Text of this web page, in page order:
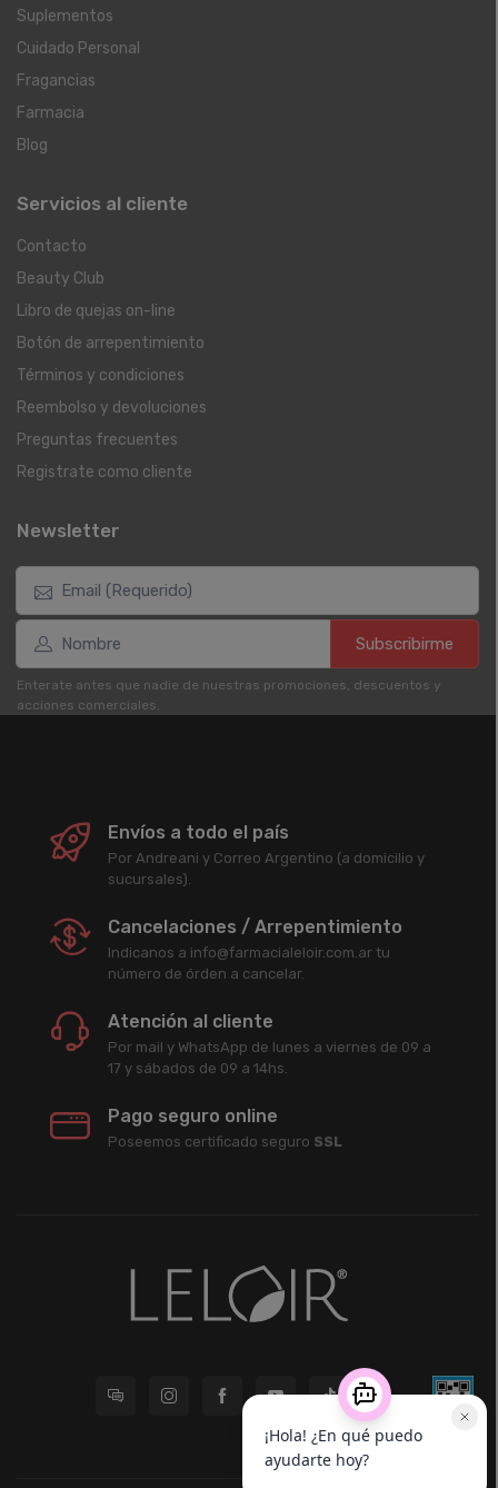
Suplementos
Cuidado Personal
Fragancias
Farmacia
Blog
Servicios al cliente
Contacto
Beauty Club
Libro de quejas on-line
Botón de arrepentimiento
Términos y condiciones
Reembolso y devoluciones
Preguntas frecuentes
Registrate como cliente
Newsletter
Subscribirme
Enterate antes que nadie de nuestras promociones, descuentos y
acciones comerciales.
Envíos a todo el país
Por Andreani y Correo Argentino (a domicilio y
sucursales).
Cancelaciones / Arrepentimiento
Indicanos a info@farmacialeloir.com.ar tu
número de órden a cancelar.
Atención al cliente
Por mail y WhatsApp de lunes a viernes de 09 a
17 y sábados de 09 a 14hs.
Pago seguro online
Poseemos certificado seguro SSL